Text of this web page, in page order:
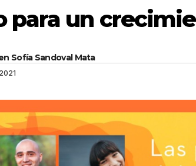
para un
Sofía Sandoval Mata